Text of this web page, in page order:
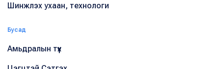
Шинжлэх ухаан, технологи
Бусад
Амьдралын түүх